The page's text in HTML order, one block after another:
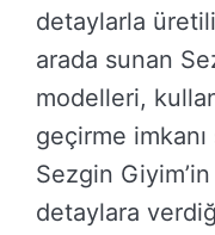
detaylarla
arada sunan
modelleri,
geçirme imkanı
Sezgin
detaylara